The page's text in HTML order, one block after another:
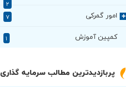
۲
+
امور گمرکی ۷
کمپین آموزش ۱
پربازدیدترین مطالب سرمایه گذاری